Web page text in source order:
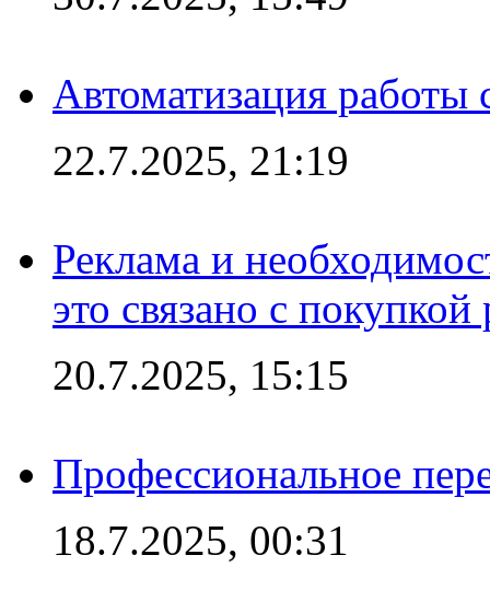
Автоматизация работы
22.7.2025, 21:19
Реклама и
это связано с покупкой
20.7.2025, 15:15
Профессиональное
18.7.2025, 00:31